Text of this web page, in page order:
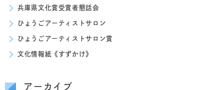
兵庫県文化賞受賞者懇話会
ひょうごアーティストサロン
ひょうごアーティストサロン賞
文化情報紙《すずかけ》
アーカイブ